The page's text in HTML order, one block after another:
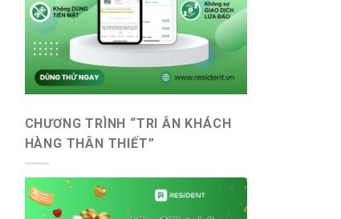
CHƯƠNG TRÌNH “TRI ÂN KHÁCH
HÀNG THÂN THIẾT”